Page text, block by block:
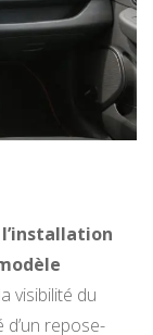
visibilité du
repose-